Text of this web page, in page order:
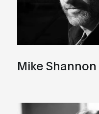
Mike Shannon